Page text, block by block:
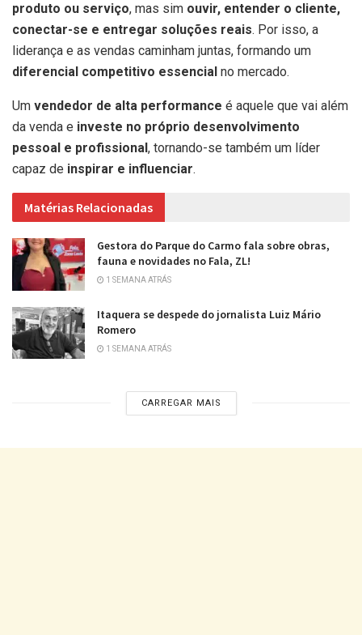
produto ou serviço, mas sim ouvir, entender o cliente,
conectar-se e entregar soluções reais. Por isso, a
liderança e as vendas caminham juntas, formando um
diferencial competitivo essencial no mercado.
Um vendedor de alta performance é aquele que vai além
da venda e investe no próprio desenvolvimento
pessoal e profissional , tornando-se também um líder
capaz de inspirar e influenciar.
Matérias Relacionadas
Gestora do Parque do Carmo fala sobre obras,
fauna e novidades no Fala, ZL!
1 SEMANA ATRÁS
Itaquera se despede do jornalista Luiz Mário
Romero
1 SEMANA ATRÁS
CARREGAR MAIS